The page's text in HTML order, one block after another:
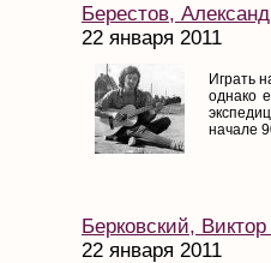
Берестов,
22 января 2011
Играть
однако
начале
Берковский,
22 января 2011